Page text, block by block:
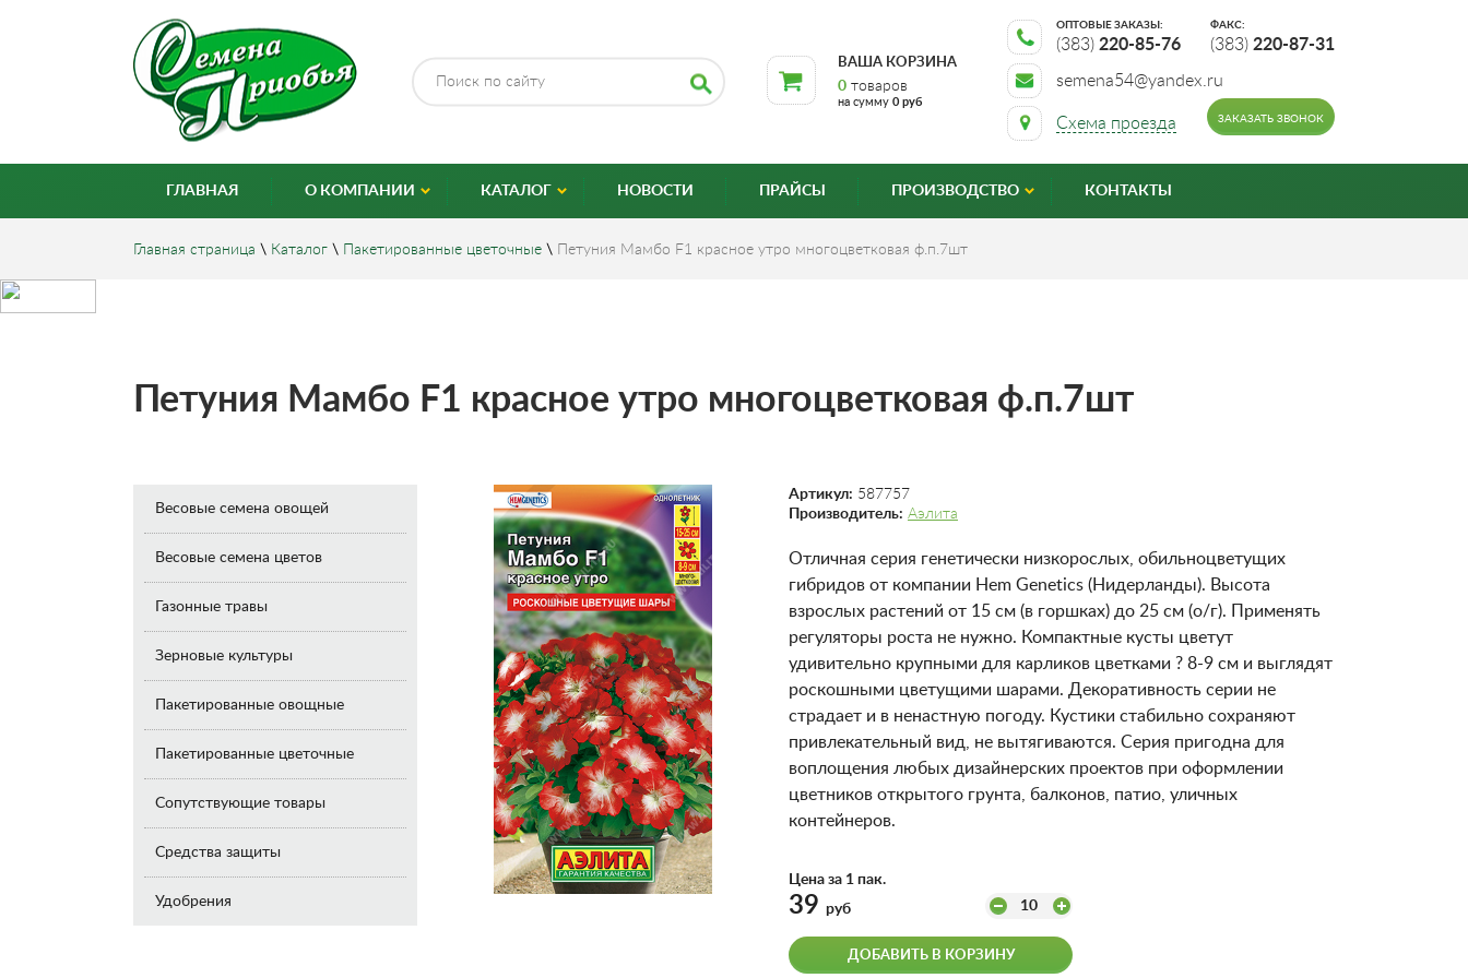
ВАША КОРЗИНА
0 товаров
на сумму 0 руб
Схема проезда
semena54@yandex.ru
ОПТОВЫЕ ЗАКАЗЫ:
(383) 220-85-76
ФАКС:
(383) 220-87-31
ЗАКАЗАТЬ ЗВОНОК
ГЛАВНАЯ О КОМПАНИИ КАТАЛОГ НОВОСТИ ПРАЙСЫ ПРОИЗВОДСТВО КОНТАКТЫ
Главная страница \ Каталог \ Пакетированные цветочные \ Петуния Мамбо F1 красное утро многоцветковая ф.п.7шт
Петуния Мамбо F1 красное утро многоцветковая ф.п.7шт
Весовые семена овощей
Весовые семена цветов
Газонные травы
Зерновые культуры
Пакетированные овощные
Пакетированные цветочные
Сопутствующие товары
Средства защиты
Удобрения
Артикул: 587757
Производитель: Аэлита
Отличная серия генетически низкорослых, обильноцветущих
гибридов от компании Hem Genetics (Нидерланды). Высота
взрослых растений от 15 см (в горшках) до 25 см (о/г). Применять
регуляторы роста не нужно. Компактные кусты цветут
удивительно крупными для карликов цветками ? 8-9 см и выглядят
роскошными цветущими шарами. Декоративность серии не
страдает и в ненастную погоду. Кустики стабильно сохраняют
привлекательный вид, не вытягиваются. Серия пригодна для
воплощения любых дизайнерских проектов при оформлении
цветников открытого грунта, балконов, патио, уличных
контейнеров.
Цена за 1 пак.
39 руб 10
ДОБАВИТЬ В КОРЗИНУ